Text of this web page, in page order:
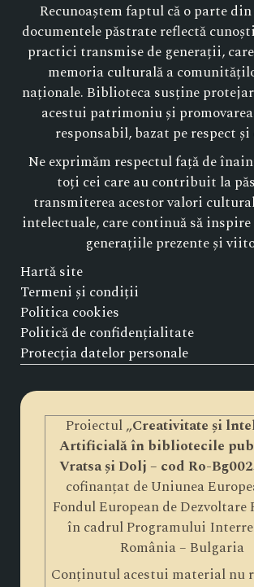
Recunoaștem faptul că o parte
documentele păstrate reflectă
practici transmise de generații,
memoria culturală a
naționale. Biblioteca susține
acestui patrimoniu și
responsabil, bazat pe respect și
Ne exprimăm respectul față de
toți cei care au contribuit la
transmiterea acestor valori
intelectuale, care continuă să inspire
generațiile prezente și
Hartă site
Termeni și condiții
Politica cookies
Politică de confidențialitate
Protecția datelor personale
Proiectul „Creativitate și
Artificială în bibliotecile
Vratsa și Dolj – cod Ro-
cofinanțat de Uniunea
Fondul European de Dezvoltare
în cadrul Programului
România – Bulgaria
Conținutul acestui material nu